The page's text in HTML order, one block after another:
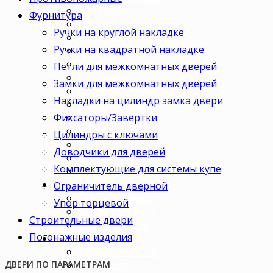
Для кухни
В комнату
В кабинет
В детскую
В спальню
В зал
В гардеробную
В коридор
В кладовку
В офис
В коттедж
Для дачи
Ценовая категория
Двери премиум
Двери стандарт
Двери эконом
Комплектация
Комплект
Фурнитура
Ручки на круглой накладке
Ручки на квадратной накладке
Петли для межкомнатных дверей
Замки для межкомнатных дверей
Накладки на цилиндр замка двери
Фиксаторы/Завертки
Цилиндры с ключами
Доводчики для дверей
Комплектующие для системы купе
Ограничитель дверной
Упор торцевой
Строительные двери
Погонажные изделия
ДВЕРИ ПО ПАРАМЕТРАМ